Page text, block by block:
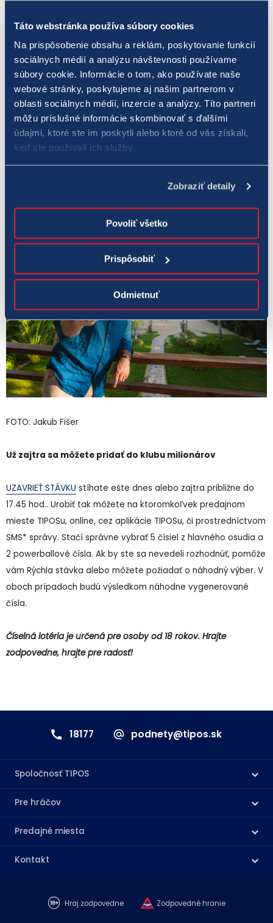
Táto webstránka používa súbory cookies
Na prispôsobenie obsahu a reklám, poskytovanie funkcií
sociálnych médií a analýzu návštevnosti používame
súbory cookie. Informácie o tom, ako používate naše
webové stránky, poskytujeme aj našim partnerom v
oblasti sociálnych médií, inzercie a analýzy. Títo partneri
môžu príslušné informácie skombinovať s ďalšími
údajmi, ktoré ste im poskytli alebo ktoré od vás získali,
keď ste používali ich služby.
Zobraziť detaily
Povoliť všetko
Prispôsobiť
Odmietnuť
Za stávku vo výške 6 eur získal takmer 59 miliónov
Doteraz sa „eurojackpotovým“ multimilionárom stal jeden
Slovák, ktorý v roku 2020 vyhral 58 807 427 eur. Na východe
Slovenska, na jednom z predajných miest TIPOSu mu systém
vygeneroval náhodné čísla, ktoré sa zhodovali s tými v
najbližšom žrebovaní. Za svoju stávku zaplatil 6 eur. Rok 2020
bol pre slovenských hráčov Eurojackpotu naozaj prajný. Na
miliónové výhry z druhého poradia siahli aj dvaja Slováci, ktorí
FOTO: Jakub Fišer
Už zajtra sa môžete pridať do klubu milionárov
UZAVRIEŤ STÁVKU stíhate ešte dnes alebo zajtra približne do
17.45 hod.. Urobiť tak môžete na ktoromkoľvek predajnom
mieste TIPOSu, online, cez aplikácie TIPOSu, či prostredníctvom
SMS* správy. Stačí správne vybrať 5 čísiel z hlavného osudia a
2 powerballové čísla. Ak by ste sa nevedeli rozhodnúť, pomôže
vám Rýchla stávka alebo môžete požiadať o náhodný výber. V
oboch prípadoch budú výsledkom náhodne vygenerované
čísla.
Číselná lotéria je určená pre osoby od 18 rokov. Hrajte
zodpovedne, hrajte pre radosť!
18177 podnety@tipos.sk
Spoločnosť TIPOS
Pre hráčov
Predajné miesta
Kontakt
Hraj zodpovedne Zodpovedné hranie